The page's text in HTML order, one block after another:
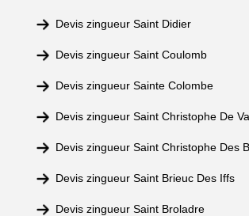
Devis zingueur Saint Didier
Devis zingueur Saint Coulomb
Devis zingueur Sainte Colombe
Devis zingueur Saint Christophe De
Devis zingueur Saint Christophe Des
Devis zingueur Saint Brieuc Des Iffs
Devis zingueur Saint Broladre